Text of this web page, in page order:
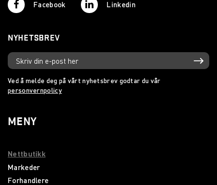
Facebook Linkedin
NYHETSBREV
Ved å melde deg på vårt nyhetsbrev godtar du vår
personvernpolicy
MENY
Nettbutikk
Markeder
Forhandlere